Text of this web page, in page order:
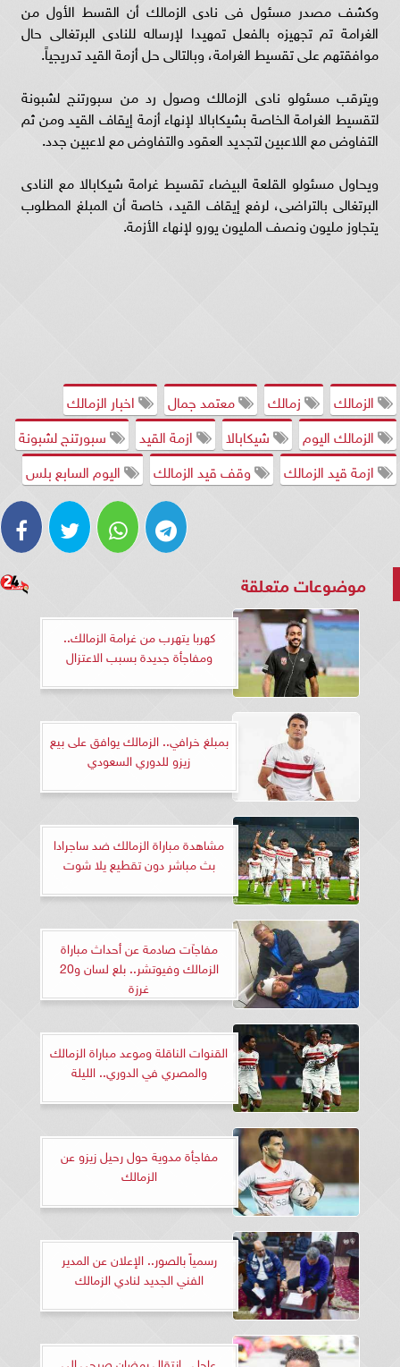
وكشف مصدر مسئول فى نادى الزمالك أن القسط الأول من
الغرامة تم تجهيزه بالفعل تمهيدا لإرساله للنادى البرتغالى حال
موافقتهم على تقسيط الغرامة، وبالتالى حل أزمة القيد تدريجياً.
ويترقب مسئولو نادى الزمالك وصول رد من سبورتنج لشبونة
لتقسيط الغرامة الخاصة بشيكابالا لإنهاء أزمة إيقاف القيد ومن ثم
التفاوض مع اللاعبين لتجديد العقود والتفاوض مع لاعبين جدد.
ويحاول مسئولو القلعة البيضاء تقسيط غرامة شيكابالا مع النادى
البرتغالى بالتراضى، لرفع إيقاف القيد، خاصة أن المبلغ المطلوب
يتجاوز مليون ونصف المليون يورو لإنهاء الأزمة.
الزمالك زمالك معتمد جمال
اخبار الزمالك
الزمالك اليوم
شيكابالا ازمة القيد
سبورتنج لشبونة
ازمة قيد الزمالك
وقف قيد الزمالك اليوم السابع بلس
موضوعات متعلقة
كهربا يتهرب من غرامة الزمالك..
ومفاجأة جديدة بسبب الاعتزال
بمبلغ خرافي.. الزمالك يوافق على بيع
زيزو للدوري السعودي
مشاهدة مباراة الزمالك ضد ساجرادا
بث مباشر دون تقطيع يلا شوت
مفاجآت صادمة عن أحداث مباراة
الزمالك وفيوتشر.. بلع لسان و20
غرزة
القنوات الناقلة وموعد مباراة الزمالك
والمصري في الدوري.. الليلة
مفاجأة مدوية حول رحيل زيزو عن
الزمالك
رسمياً بالصور.. الإعلان عن المدير
الفني الجديد لنادي الزمالك
عاجل.. انتقال رمضان صبحي إلى